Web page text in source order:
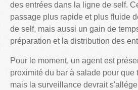
des entrées dans la ligne de self.
passage plus rapide et plus fluide
de self, mais aussi un gain de
préparation et la distribution des
Pour le moment, un agent est
proximité du bar à salade pour que
mais la surveillance devrait